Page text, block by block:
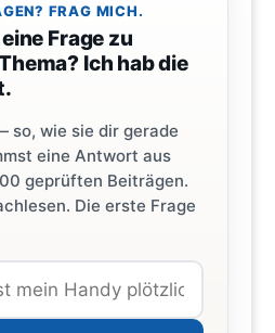
FRAG MICH.
Frage zu
Ich hab die
so, wie sie dir gerade
eine Antwort aus
geprüften Beiträgen.
Die erste Frage